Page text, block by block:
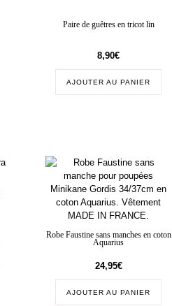
Paire de guêtres en tricot lin
8,90€
AJOUTER AU PANIER
Robe Faustine sans manches en coton
Aquarius
24,95€
AJOUTER AU PANIER